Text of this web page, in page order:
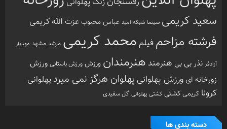
سعید کریمی سینما شبکه امید عباس محبوبعزت الله کریمی
فرشته مزاحمفیلم محمد کریمی مرشد مشهد مهدیار
آزادفر نذر بی بی هنرمند هنرمندان ورزش ورزش باستانی ورزش
زورخانه ای ورزش پهلوانی پهلوان هرگز نمی میرد پهلوانی
کرونا کریمی کشتی کشتی پهلوانی گل سفیدی
دسته بندی ها